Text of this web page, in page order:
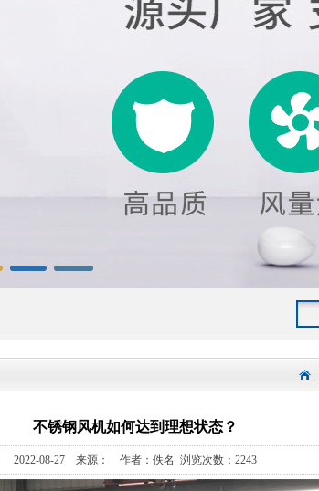
不锈钢风机如何达到理想状态？
2022-08-27 来源： 作者：佚名 浏览次数：2243